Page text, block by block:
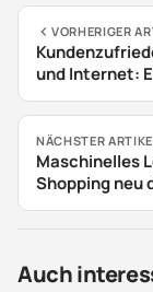
VORHERIGER
und Internet:
Unternehmen
NÄCHSTER
Maschinelles
Shopping neu
Auch